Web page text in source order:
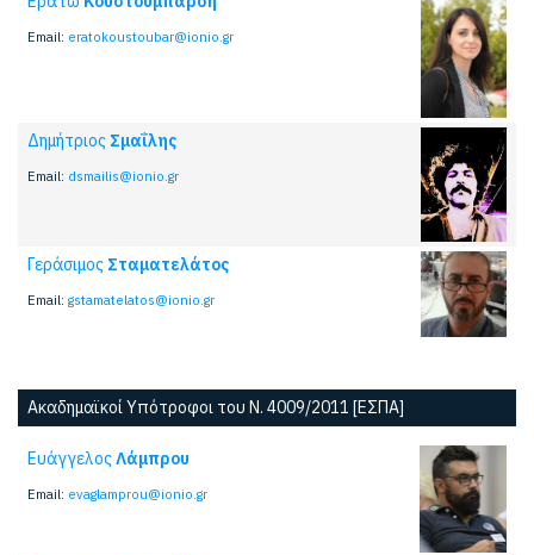
Email: eratokoustoubar@ionio.gr
Δημήτριος Σμαΐλης
Email: dsmailis@ionio.gr
Γεράσιμος Σταματελάτος
Email: gstamatelatos@ionio.gr
Ακαδημαϊκοί Υπότροφοι του Ν. 4009/2011 [ΕΣΠΑ]
ΕυάγγελοςΛάμπρου
Email: evaglamprou@ionio.gr